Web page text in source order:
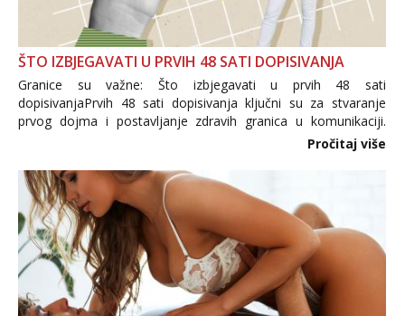
ŠTO IZBJEGAVATI U PRVIH 48 SATI DOPISIVANJA
Granice su važne: Što izbjegavati u prvih 48 sati
dopisivanjaPrvih 48 sati dopisivanja ključni su za stvaranje
prvog dojma i postavljanje zdravih granica u komunikaciji.
Važno je izbjeći prebrzo otkrivanje osobnih ili intimnih
informacija, jer nepoznata osoba još nije zaslužila to
povjerenje. Takođe...
Pročitaj više